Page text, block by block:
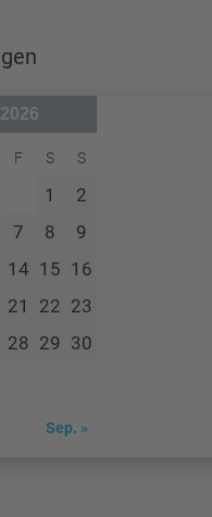
F S S
1
2
7 8
9
14 15 16
21 22 23
28 29 30
Sep. »